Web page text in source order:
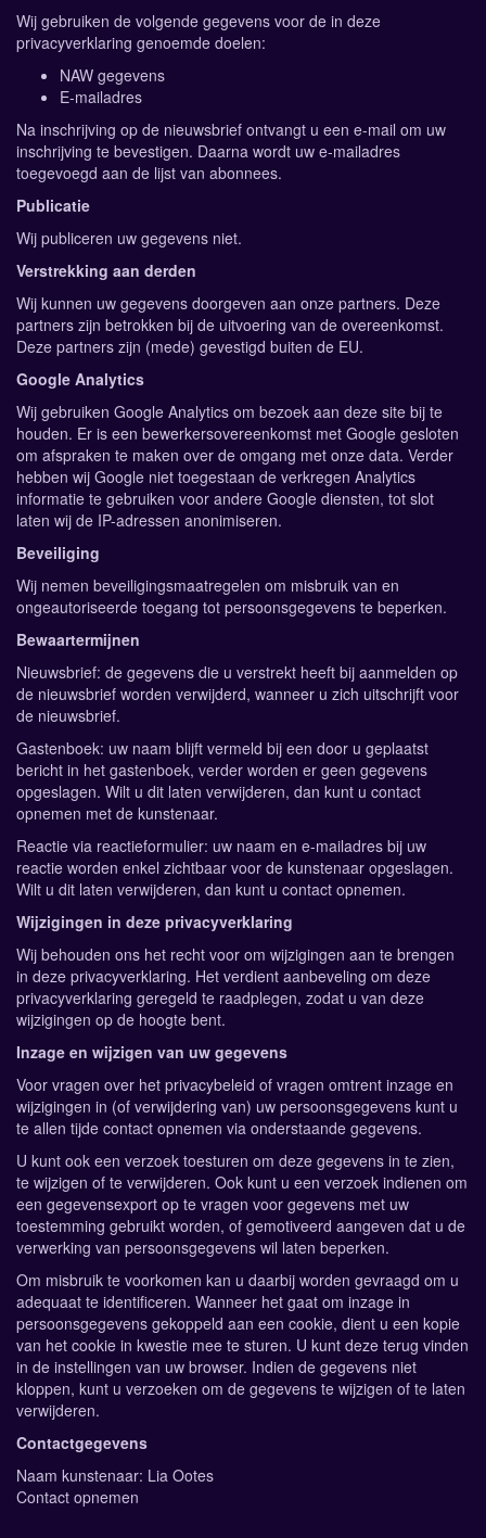
Wij gebruiken de volgende gegevens voor de in deze
privacyverklaring genoemde doelen:
NAW gegevens
E-mailadres
Na inschrijving op de nieuwsbrief ontvangt u een e-mail om uw
inschrijving te bevestigen. Daarna wordt uw e-mailadres
toegevoegd aan de lijst van abonnees.
Publicatie
Wij publiceren uw gegevens niet.
Verstrekking aan derden
Wij kunnen uw gegevens doorgeven aan onze partners. Deze
partners zijn betrokken bij de uitvoering van de overeenkomst.
Deze partners zijn (mede) gevestigd buiten de EU.
Google Analytics
Wij gebruiken Google Analytics om bezoek aan deze site bij te
houden. Er is een bewerkersovereenkomst met Google gesloten
om afspraken te maken over de omgang met onze data. Verder
hebben wij Google niet toegestaan de verkregen Analytics
informatie te gebruiken voor andere Google diensten, tot slot
laten wij de IP-adressen anonimiseren.
Beveiliging
Wij nemen beveiligingsmaatregelen om misbruik van en
ongeautoriseerde toegang tot persoonsgegevens te beperken.
Bewaartermijnen
Nieuwsbrief: de gegevens die u verstrekt heeft bij aanmelden op
de nieuwsbrief worden verwijderd, wanneer u zich uitschrijft voor
de nieuwsbrief.
Gastenboek: uw naam blijft vermeld bij een door u geplaatst
bericht in het gastenboek, verder worden er geen gegevens
opgeslagen. Wilt u dit laten verwijderen, dan kunt u contact
opnemen met de kunstenaar.
Reactie via reactieformulier: uw naam en e-mailadres bij uw
reactie worden enkel zichtbaar voor de kunstenaar opgeslagen.
Wilt u dit laten verwijderen, dan kunt u contact opnemen.
Wijzigingen in deze privacyverklaring
Wij behouden ons het recht voor om wijzigingen aan te brengen
in deze privacyverklaring. Het verdient aanbeveling om deze
privacyverklaring geregeld te raadplegen, zodat u van deze
wijzigingen op de hoogte bent.
Inzage en wijzigen van uw gegevens
Voor vragen over het privacybeleid of vragen omtrent inzage en
wijzigingen in (of verwijdering van) uw persoonsgegevens kunt u
te allen tijde contact opnemen via onderstaande gegevens.
U kunt ook een verzoek toesturen om deze gegevens in te zien,
te wijzigen of te verwijderen. Ook kunt u een verzoek indienen om
een gegevensexport op te vragen voor gegevens met uw
toestemming gebruikt worden, of gemotiveerd aangeven dat u de
verwerking van persoonsgegevens wil laten beperken.
Om misbruik te voorkomen kan u daarbij worden gevraagd om u
adequaat te identificeren. Wanneer het gaat om inzage in
persoonsgegevens gekoppeld aan een cookie, dient u een kopie
van het cookie in kwestie mee te sturen. U kunt deze terug vinden
in de instellingen van uw browser. Indien de gegevens niet
kloppen, kunt u verzoeken om de gegevens te wijzigen of te laten
verwijderen.
Contactgegevens
Naam kunstenaar: Lia Ootes
Contact opnemen